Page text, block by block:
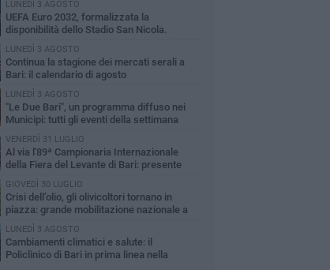
LUNEDÌ 3 AGOSTO
UEFA Euro 2032, formalizzata la
disponibilità dello Stadio San Nicola.
«Bari è pronta»
LUNEDÌ 3 AGOSTO
Continua la stagione dei mercati serali a
Bari: il calendario di agosto
LUNEDÌ 3 AGOSTO
"Le Due Bari", un programma diffuso nei
Municipi: tutti gli eventi della settimana
VENERDÌ 31 LUGLIO
Al via l'89ª Campionaria Internazionale
della Fiera del Levante di Bari: presente
GIOVEDÌ 30 LUGLIO
Crisi dell’olio, gli olivicoltori tornano in
piazza: grande mobilitazione nazionale a
LUNEDÌ 3 AGOSTO
Cambiamenti climatici e salute: il
Policlinico di Bari in prima linea nella